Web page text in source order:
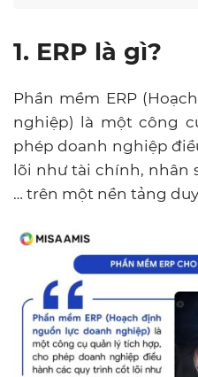
1. ERP là gì?
Phần mềm ERP
nghiệp) là một công
phép doanh nghiệp
lõi như tài chính, nhân
… trên một nền tảng